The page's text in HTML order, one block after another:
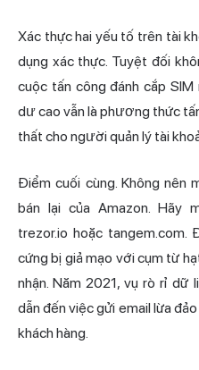
Xác thực hai yếu tố trên tài
dụng xác thực. Tuyệt đối
cuộc tấn công đánh cắp
dư cao vẫn là phương thức
thất cho người quản lý tài
Điểm cuối cùng. Không nên
bán lại của Amazon. Hãy
trezor.io hoặc
cứng bị giả mạo với cụm từ
nhận. Năm 2021, vụ rò rỉ dữ
dẫn đến việc gửi email lừa
khách hàng.